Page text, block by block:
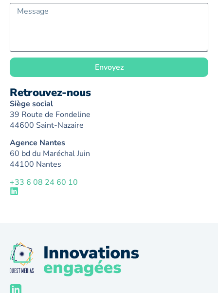
Envoyez
Retrouvez-nous
Siège social
39 Route de Fondeline
44600 Saint-Nazaire
Agence Nantes
60 bd du Maréchal Juin
44100 Nantes
+33 6 08 24 60 10